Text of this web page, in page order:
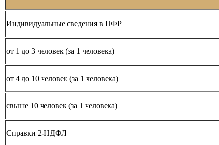
Индивидуальные сведения в ПФР
от 1 до 3 человек (за 1 человека)
от 4 до 10 человек (за 1 человека)
свыше 10 человек (за 1 человека)
Справки 2-НДФЛ